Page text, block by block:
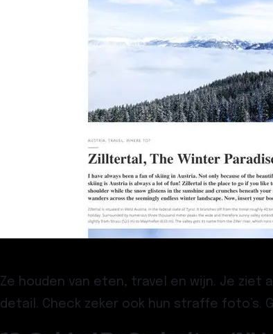
Ze houden van eten, travel en wijn. Je
detail. Check zeker ook hun straffe foto’s.